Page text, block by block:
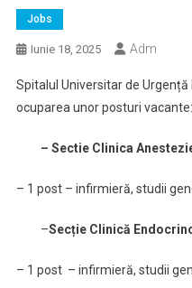
Jobs
Iunie 18, 2025 Adm
Spitalul Universitar de
ocuparea unor posturi vacante:
– Sectie Clinica
– 1 post – infirmieră, studii
–Secție Clinică
– 1 post – infirmieră, studii